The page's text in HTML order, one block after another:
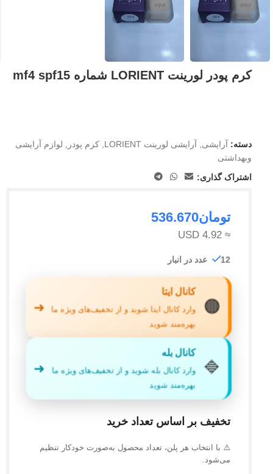
کرم پودر لورینت LORIENT شماره mf4 spf15
دسته: آرایشی, آرایشی لورینت LORIENT , کرم پودر , لوازم آرایشی
وبهداشتی
اشتراک گذاری:
تومان536.670
≈ 4.92 USD
12 عدد در انبار
🟠
کانال ایتا
وارد کانال ایتا شوید و از تخفیف‌های ویژه ما
بهره‌مند شوید
➜
🔷
کانال بله
وارد کانال بله شوید و از تخفیف‌های ویژه ما
بهره‌مند شوید
➜
تخفیف بر اساس تعداد خرید
⚠️ با انتخاب هر پلن، تعداد محصول به‌صورت خودکار تنظیم
می‌شود.